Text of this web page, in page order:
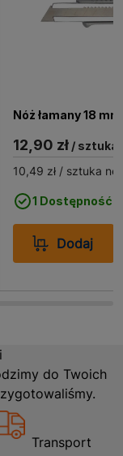
Nóż łamany 18 mm
12,90 zł/ sztuka
10,49 zł/ sztuka
1 Dostępność
Dodaj
do Twoich
Transport